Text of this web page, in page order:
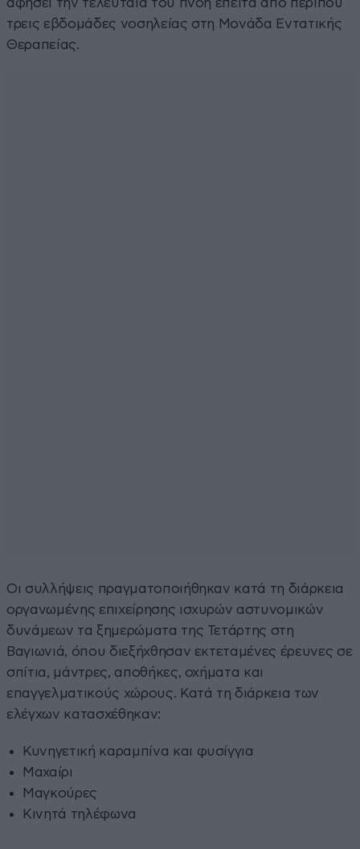
αφήσει την τελευταία του πνοή έπειτα από περίπου
τρεις εβδομάδες νοσηλείας στη Μονάδα Εντατικής
Θεραπείας.
Οι συλλήψεις πραγματοποιήθηκαν κατά τη διάρκεια
οργανωμένης επιχείρησης ισχυρών αστυνομικών
δυνάμεων τα ξημερώματα της Τετάρτης στη
Βαγιωνιά, όπου διεξήχθησαν εκτεταμένες έρευνες σε
σπίτια, μάντρες, αποθήκες, οχήματα και
επαγγελματικούς χώρους. Κατά τη διάρκεια των
ελέγχων κατασχέθηκαν:
Κυνηγετική καραμπίνα και φυσίγγια
Μαχαίρι
Μαγκούρες
Κινητά τηλέφωνα